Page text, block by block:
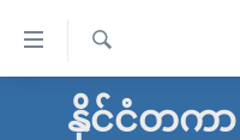
လွယ်ကူ
မူလစာမျက်နှာ
ရှာဖွေ
ရ
နိုင်ငံတကာ